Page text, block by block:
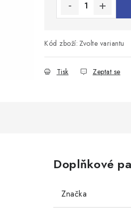
Kód zboží: Zvolte variantu
Tisk Zeptat se
Doplňkové
Značka